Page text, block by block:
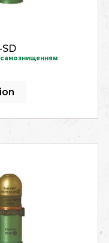
самознищенням